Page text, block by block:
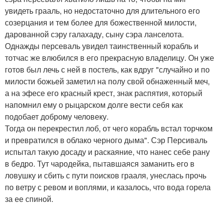
увидеть грааль, но недостаточно для длительного его
созерцания и тем более для божественной милости,
дарованной сэру галахаду, сыну сэра ланселота.
Однажды персеваль увидел таинственный корабль и
тотчас же влюбился в его прекрасную владелицу. Он уже
готов был лечь с ней в постель, как вдруг "случайно и по
милости божьей заметил на полу свой обнаженный меч,
а на эфесе его красный крест, знак распятия, который
напомнил ему о рыцарском долге вести себя как
подобает доброму человеку.
Тогда он перекрестил лоб, от чего корабль встал торчком
и превратился в облако черного дыма". Сэр Персиваль
испытал такую досаду и раскаяние, что нанес себе рану
в бедро. Тут чародейка, пытавшаяся заманить его в
ловушку и сбить с пути поисков грааля, унеслась прочь
по ветру с ревом и воплями, и казалось, что вода горела
за ее спиной.